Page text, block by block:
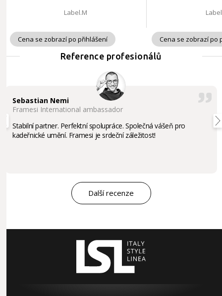
Label.M
Cena se zobrazí po přihlášení Cena se zobrazí po
Reference profesionálů
Sebastian Nemi
Framesi International ambassador
Stabilní partner. Perfektní spolupráce. Společná vášeň pro
kadeřnické umění. Framesi je srdeční záležitost!
Další recenze